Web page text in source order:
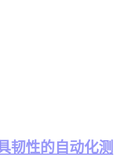
韧性的自动化测